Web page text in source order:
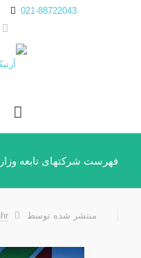
021-88722043
فهرست شرکتهای تابعه
منتشر شده توسط